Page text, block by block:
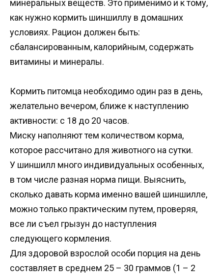
минеральных веществ. Это применимо и к тому,
как нужно кормить шиншиллу в домашних
условиях. Рацион должен быть:
сбалансированным, калорийным, содержать
витамины и минералы.
Кормить питомца необходимо один раз в день,
желательно вечером, ближе к наступлению
активности: с 18 до 20 часов.
Миску наполняют тем количеством корма,
которое рассчитано для животного на сутки.
У шиншилл много индивидуальных особенных,
в том числе разная норма пищи. Выяснить,
сколько давать корма именно вашей шиншилле,
можно только практическим путем, проверяя,
все ли съел грызун до наступления
следующего кормления.
Для здоровой взрослой особи порция на день
составляет в среднем 25 – 30 граммов (1 – 2